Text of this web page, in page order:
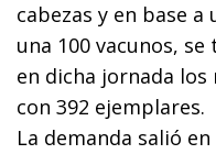
cabezas y en base
una 100 vacunos,
en dicha jornada
con 392 ejemplares.
La demanda salió